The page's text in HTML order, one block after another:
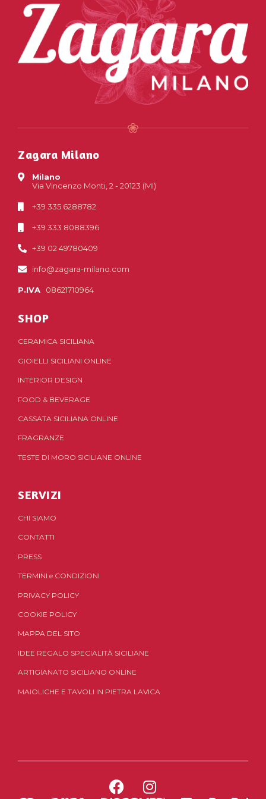
Zagara Milano
Milano
Via Vincenzo Monti, 2 - 20123 (MI)
+39 335 6288782
+39 333 8088396
+39 02 49780409
info@zagara-milano.com
P.IVA 08621710964
SHOP
CERAMICA SICILIANA
GIOIELLI SICILIANI ONLINE
INTERIOR DESIGN
FOOD & BEVERAGE
CASSATA SICILIANA ONLINE
FRAGRANZE
TESTE DI MORO SICILIANE ONLINE
SERVIZI
CHI SIAMO
CONTATTI
PRESS
TERMINI e CONDIZIONI
PRIVACY POLICY
COOKIE POLICY
MAPPA DEL SITO
IDEE REGALO SPECIALITÀ SICILIANE
ARTIGIANATO SICILIANO ONLINE
MAIOLICHE E TAVOLI IN PIETRA LAVICA